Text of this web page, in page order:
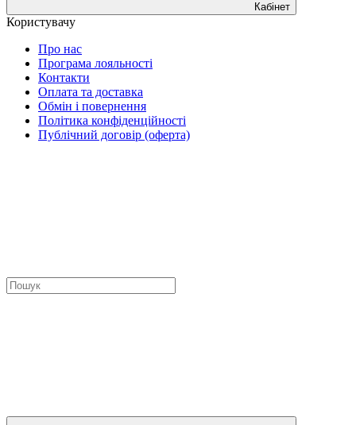
Кабінет
Користувачу
Про нас
Програма лояльності
Контакти
Оплата та доставка
Обмін і повернення
Політика конфіденційності
Публічний договір (оферта)